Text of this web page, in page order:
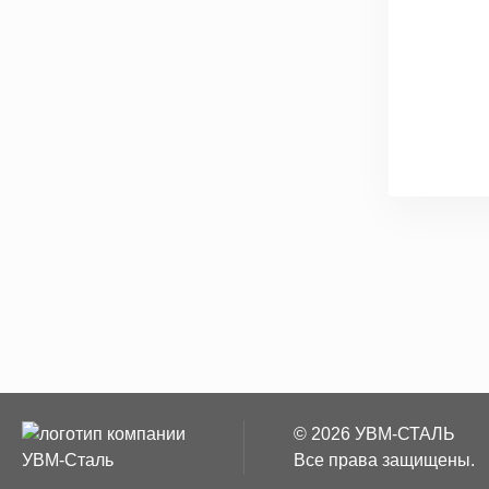
© 2026 УВМ-СТАЛЬ
Все права защищены.